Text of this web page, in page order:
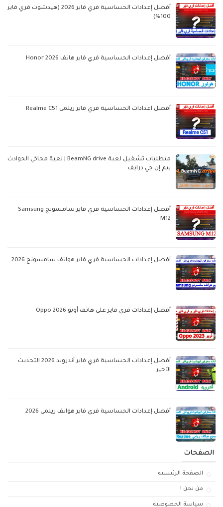
أفضل إعدادات الحساسية فري فاير 2026 (هيدشوت فري فاير
100%)
أفضل إعدادات الحساسية فري فاير هاتف Honor 2026
أفضل اعدادات الحساسية فري فاير ريلمي Realme C51
متطلبات تشغيل لعبة BeamNG drive | لعبة محاكي الحوادث
بيم إن جي درايف
أفضل إعدادات الحساسية فري فاير سامسونج Samsung
M12
أفضل إعدادات الحساسية فري فاير هواتف سامسونج 2026
أفضل إعدادات فري فاير على هاتف أوبو Oppo 2026
أفضل إعدادات الحساسية فري فاير أندرويد 2026 التحديث
الأخير
أفضل إعدادات الحساسية فري فاير هواتف ريلمي 2026
الصفحات
الصفحة الرئيسية
من نحن !
سياسة الخصوصية